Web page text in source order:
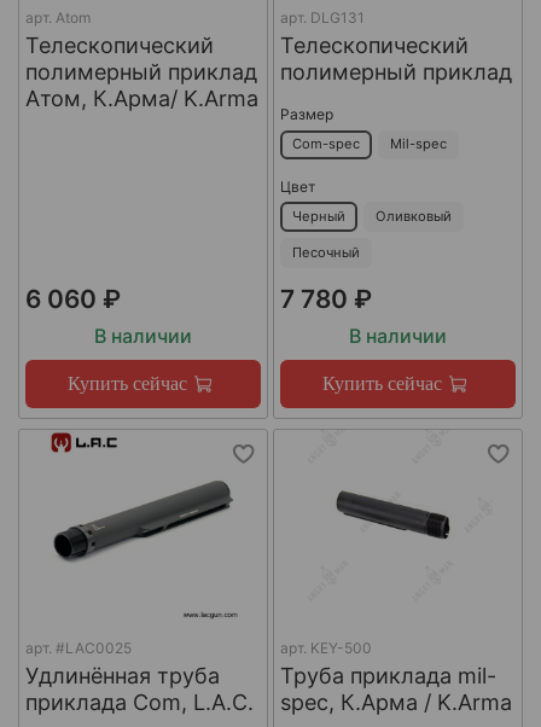
арт. Atom
Телескопический
полимерный приклад
Атом, К.Арма/ K.Arma
6 060 ₽
В наличии
Купить сейчас
арт. DLG131
Телескопический
полимерный приклад
Размер
Com-spec Mil-spec
Цвет
Черный Оливковый
Песочный
7 780 ₽
В наличии
Купить сейчас
арт. #LAC0025
Удлинённая труба
приклада Com, L.A.C.
арт. KEY-500
Труба приклада mil-
spec, К.Арма / K.Arma